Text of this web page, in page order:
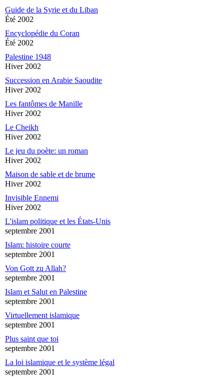
Guide de la Syrie et du Liban
Été 2002
Encyclopédie du Coran
Été 2002
Palestine 1948
Hiver 2002
Succession en Arabie Saoudite
Hiver 2002
Les fantômes de Manille
Hiver 2002
Le Cheikh
Hiver 2002
Le jeu du poète: un roman
Hiver 2002
Maison de sable et de brume
Hiver 2002
Invisible Ennemi
Hiver 2002
L'islam politique et les États-Unis
septembre 2001
Islam: histoire courte
septembre 2001
Von Gott zu Allah?
septembre 2001
Islam et Salut en Palestine
septembre 2001
Virtuellement islamique
septembre 2001
Plus saint que toi
septembre 2001
La loi islamique et le système légal
septembre 2001